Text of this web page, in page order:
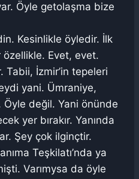
Öyle getolaşma bize
Kesinlikle öyledir. İlk
Evet, evet.
Tabii, İzmir’in tepeleri
yani. Ümraniye,
Öyle değil. Yani önünde
yer bırakır. Yanında
Şey çok ilginçtir.
Teşkilatı’nda ya
Varımysa da öyle